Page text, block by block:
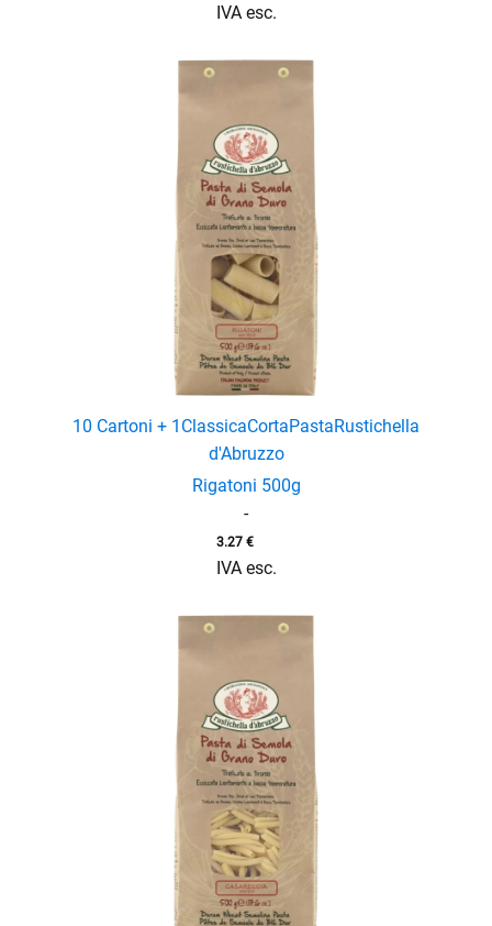
IVA esc.
10 Cartoni + 1 ClassicaCortaPastaRustichella
d'Abruzzo
Rigatoni 500g
-
3.27 €
IVA esc.